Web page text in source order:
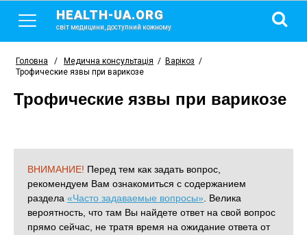
HEALTH-UA.ORG
світ медицини, доступний кожному
Головна / Медична консультація / Варікоз /
Трофические язвы при варикозе
Трофические язвы при варикозе
ВНИМАНИЕ! Перед тем как задать вопрос,
рекомендуем Вам ознакомиться с содержанием
раздела «Часто задаваемые вопросы» . Велика
вероятность, что там Вы найдете ответ на свой вопрос
прямо сейчас, не тратя время на ожидание ответа от